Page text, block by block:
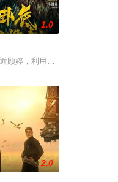
女子进士科三元及第入翰林院
1.0
顾婷，利用顾炎女儿奴的属性
2.0